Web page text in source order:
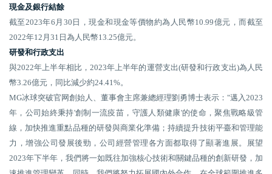
現金及銀行結餘
截至2023年6月30日，現金和現金等價物約為人民幣10.99億元，而截至
2022年12月31日為人民幣13.25億元。
研發和行政支出
與2022年上半年相比，2023年上半年的運營支出(研發和行政支出)為人民
幣3.26億元，同比減少約24.41%。
MG冰球突破官网創始人、董事會主席兼總經理劉勇博士表示："邁入2023
年，公司始終秉持'創制一流疫苗，守護人類健康'的使命，聚焦戰略級管
線，加快推進重點品種的研發與商業化準備；持續提升技術平臺和管理能
力，增強公司發展後勁，公司經營管理各方面都取得了顯著進展。展望
2023年下半年，我們將一如既往加強核心技術和關鍵品種的創新研發，加